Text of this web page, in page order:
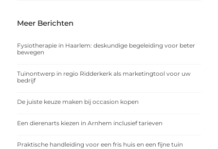
Meer Berichten
Fysiotherapie in Haarlem: deskundige begeleiding voor beter
bewegen
Tuinontwerp in regio Ridderkerk als marketingtool voor uw
bedrijf
De juiste keuze maken bij occasion kopen
Een dierenarts kiezen in Arnhem inclusief tarieven
Praktische handleiding voor een fris huis en een fijne tuin